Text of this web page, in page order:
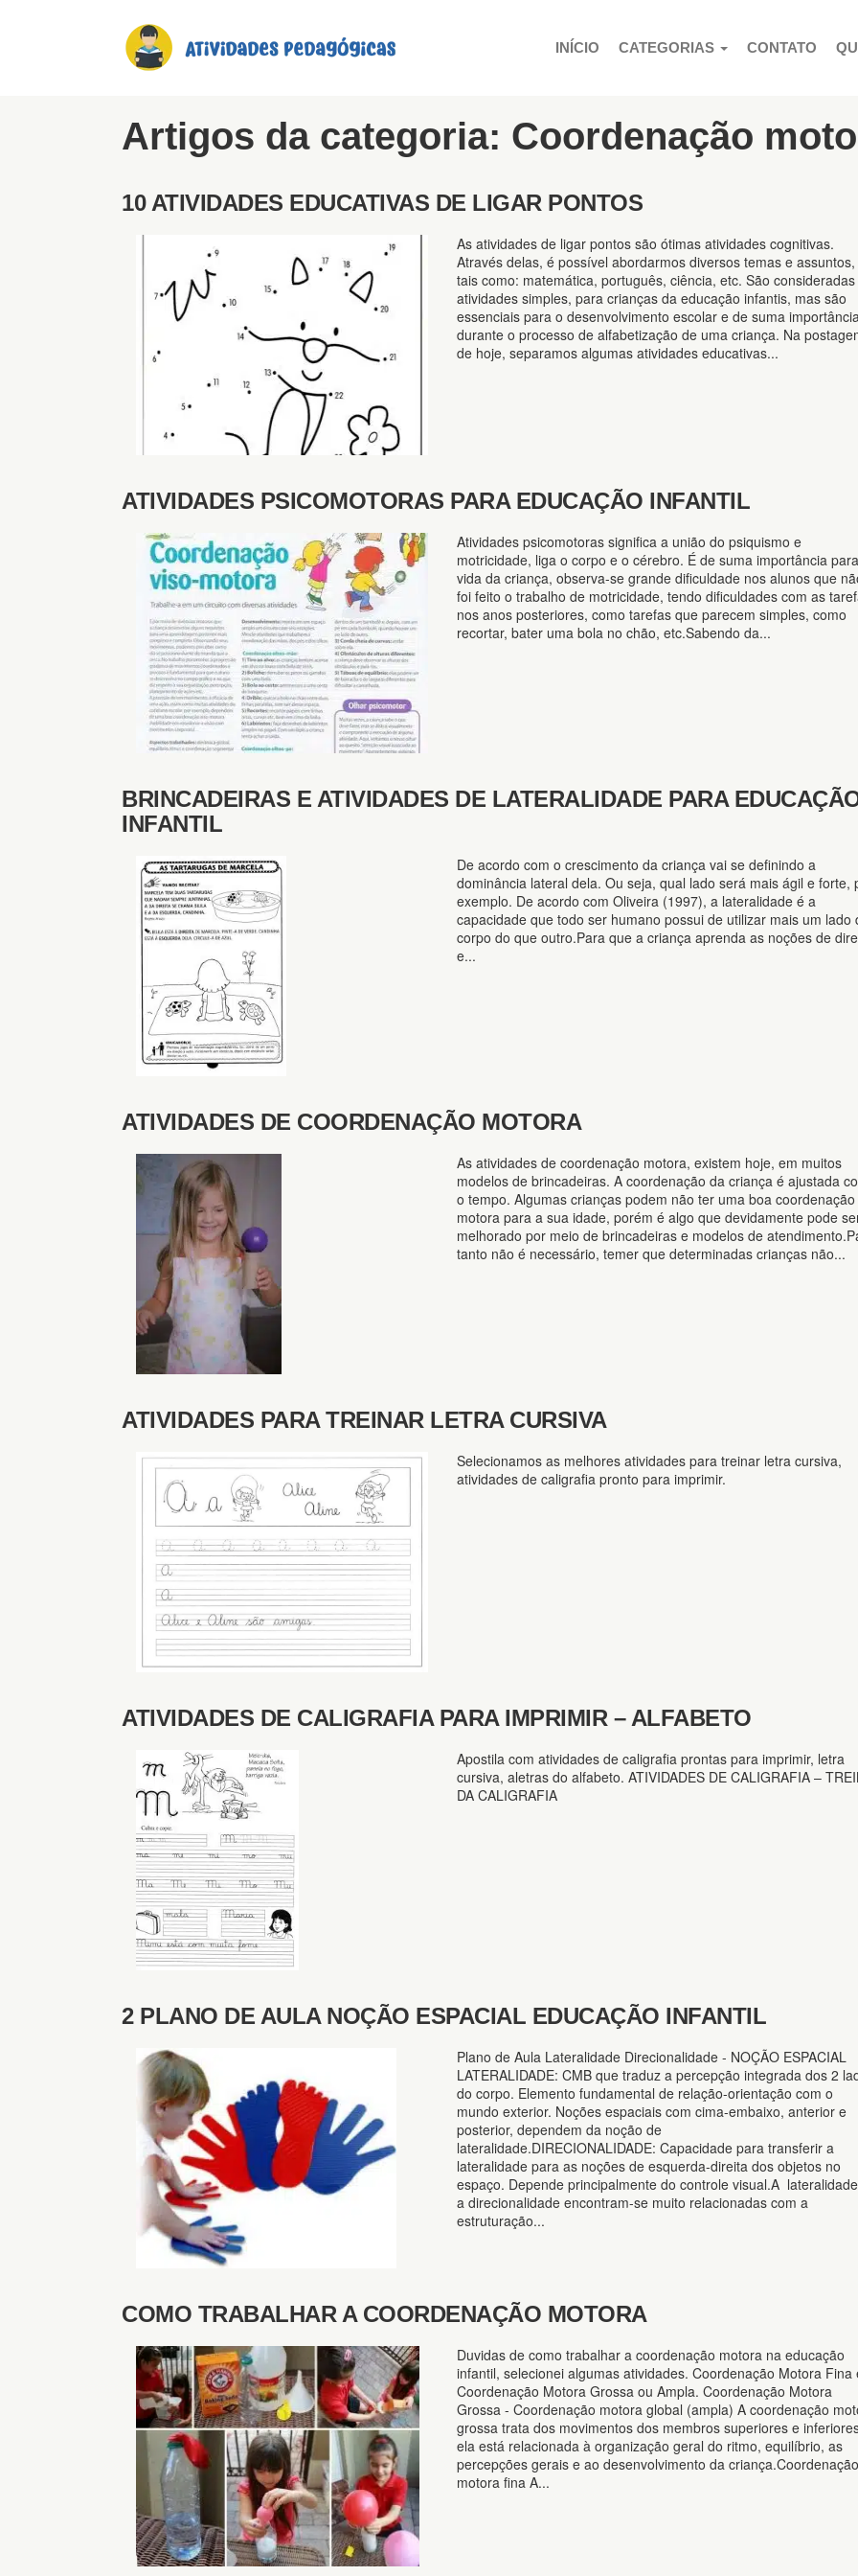
INÍCIO
CATEGORIAS CONTATO
Artigos da categoria: Coordenação
10 ATIVIDADES EDUCATIVAS DE LIGAR PONTOS
As atividades de ligar pontos são ótimas atividades cognitivas.
Através delas, é possível abordarmos diversos temas e assuntos,
tais como: matemática, português, ciência, etc. São consideradas
atividades simples, para crianças da educação infantis, mas são
essenciais para o desenvolvimento escolar e de suma
durante o processo de alfabetização de uma criança. Na
de hoje, separamos algumas atividades educativas...
ATIVIDADES PSICOMOTORAS PARA EDUCAÇÃO INFANTIL
Atividades psicomotoras significa a união do psiquismo e
motricidade, liga o corpo e o cérebro. É de suma importância
vida da criança, observa-se grande dificuldade nos alunos que
foi feito o trabalho de motricidade, tendo dificuldades com as
nos anos posteriores, como tarefas que parecem simples, como
recortar, bater uma bola no chão, etc.Sabendo da...
BRINCADEIRAS E ATIVIDADES DE LATERALIDADE PARA
INFANTIL
De acordo com o crescimento da criança vai se definindo a
dominância lateral dela. Ou seja, qual lado será mais ágil e forte,
exemplo. De acordo com Oliveira (1997), a lateralidade é a
capacidade que todo ser humano possui de utilizar mais um lado
corpo do que outro.Para que a criança aprenda as noções de
e...
ATIVIDADES DE COORDENAÇÃO MOTORA
As atividades de coordenação motora, existem hoje, em muitos
modelos de brincadeiras. A coordenação da criança é ajustada
o tempo. Algumas crianças podem não ter uma boa coordenação
motora para a sua idade, porém é algo que devidamente pode
melhorado por meio de brincadeiras e modelos de
tanto não é necessário, temer que determinadas crianças não...
ATIVIDADES PARA TREINAR LETRA CURSIVA
Selecionamos as melhores atividades para treinar letra cursiva,
atividades de caligrafia pronto para imprimir.
ATIVIDADES DE CALIGRAFIA PARA IMPRIMIR – ALFABETO
Apostila com atividades de caligrafia prontas para imprimir, letra
cursiva, aletras do alfabeto. ATIVIDADES DE CALIGRAFIA –
DA CALIGRAFIA
2 PLANO DE AULA NOÇÃO ESPACIAL EDUCAÇÃO INFANTIL
Plano de Aula Lateralidade Direcionalidade - NOÇÃO ESPACIAL
LATERALIDADE: CMB que traduz a percepção integrada dos 2
do corpo. Elemento fundamental de relação-orientação com o
mundo exterior. Noções espaciais com cima-embaixo, anterior e
posterior, dependem da noção de
lateralidade.DIRECIONALIDADE: Capacidade para transferir a
lateralidade para as noções de esquerda-direita dos objetos no
espaço. Depende principalmente do controle visual.A
a direcionalidade encontram-se muito relacionadas com a
estruturação...
COMO TRABALHAR A COORDENAÇÃO MOTORA
Duvidas de como trabalhar a coordenação motora na educação
infantil, selecionei algumas atividades. Coordenação Motora Fina
Coordenação Motora Grossa ou Ampla. Coordenação Motora
Grossa - Coordenação motora global (ampla) A coordenação
grossa trata dos movimentos dos membros superiores e
ela está relacionada à organização geral do ritmo, equilíbrio, as
percepções gerais e ao desenvolvimento da criança.Coordenação
motora fina A...